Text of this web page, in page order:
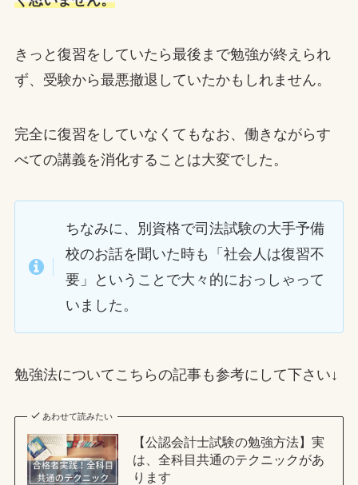
きっと復習をしていたら最後まで勉強が終えられ
ず、受験から最悪撤退していたかもしれません。
完全に復習をしていなくてもなお、働きながらす
べての講義を消化することは大変でした。
ちなみに、別資格で司法試験の大手予備
校のお話を聞いた時も「社会人は復習不
要」ということで大々的におっしゃって
いました。
勉強法についてこちらの記事も参考にして下さい↓
あわせて読みたい
【公認会計士試験の勉強方法】実
は、全科目共通のテクニックがあ
ります